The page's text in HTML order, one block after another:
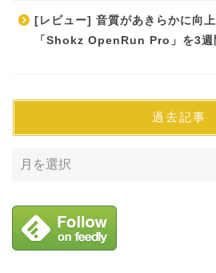
[レビュー] 音質があきらかに向
「Shokz OpenRun Pro」を3週
過去記事